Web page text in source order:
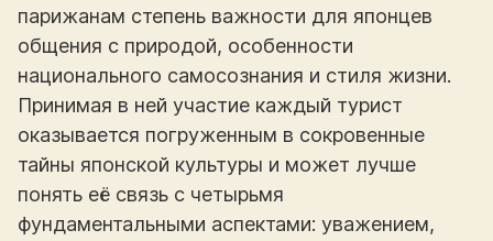
парижанам степень важности для японцев
общения с природой, особенности
национального самосознания и стиля жизни.
Принимая в ней участие каждый турист
оказывается погруженным в сокровенные
тайны японской культуры и может лучше
понять её связь с четырьмя
фундаментальными аспектами: уважением,